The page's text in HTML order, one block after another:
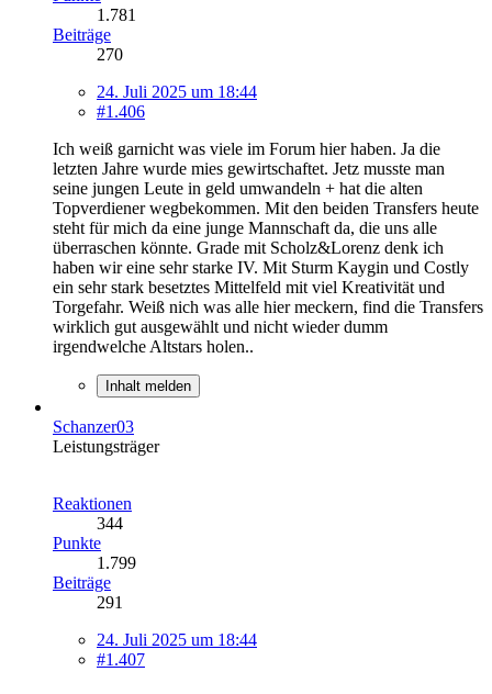
1.781
Beiträge
270
24. Juli 2025 um 18:44
#1.406
Ich weiß garnicht was viele im Forum hier haben. Ja die
letzten Jahre wurde mies gewirtschaftet. Jetz musste man
seine jungen Leute in geld umwandeln + hat die alten
Topverdiener wegbekommen. Mit den beiden Transfers heute
steht für mich da eine junge Mannschaft da, die uns alle
überraschen könnte. Grade mit Scholz&Lorenz denk ich
haben wir eine sehr starke IV. Mit Sturm Kaygin und Costly
ein sehr stark besetztes Mittelfeld mit viel Kreativität und
Torgefahr. Weiß nich was alle hier meckern, find die Transfers
wirklich gut ausgewählt und nicht wieder dumm
irgendwelche Altstars holen..
Inhalt melden
Schanzer03
Leistungsträger
Reaktionen
344
Punkte
1.799
Beiträge
291
24. Juli 2025 um 18:44
#1.407